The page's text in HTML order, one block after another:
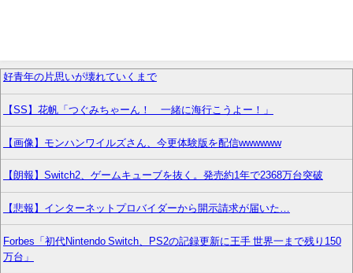
好青年の片思いが壊れていくまで
【SS】花帆「つぐみちゃーん！ 一緒に海行こうよー！」
【画像】モンハンワイルズさん、今更体験版を配信wwwwww
【朗報】Switch2、ゲームキューブを抜く。発売約1年で2368万台突破
【悲報】インターネットプロバイダーから開示請求が届いた…
Forbes「初代Nintendo Switch、PS2の記録更新に王手 世界一まで残り150
万台」